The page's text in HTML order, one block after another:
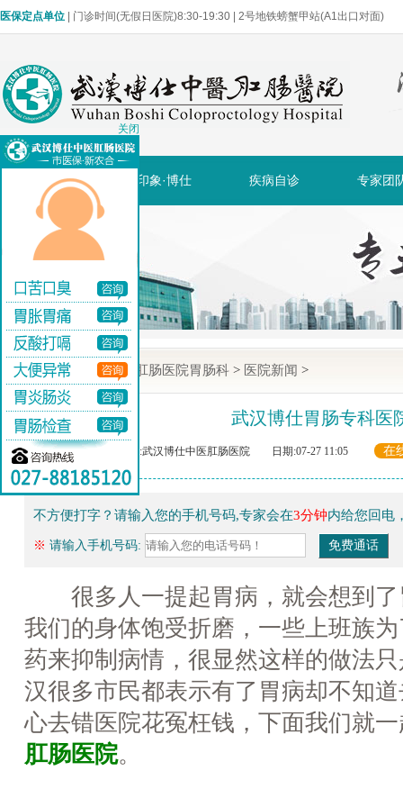
医保定点单位 | 门诊时间(无假日医院)8:30-19:30 | 2号地铁螃蟹甲站(A1出口对面)
网站首页 印象·博仕 疾病自诊 专家团
当前位置: 武汉博仕肛肠医院胃肠科 > 医院新闻 >
武汉博仕胃肠专科医
来源:武汉博仕中医肛肠医院 日期:07-27 11:05 在
不方便打字？请输入您的手机号码,专家会在3分钟内给您回电
※ 请输入手机号码:
很多人一提起胃病，就会想到了
我们的身体饱受折磨，一些上班族
药来抑制病情，很显然这样的做法
汉很多市民都表示有了胃病却不知
心去错医院花冤枉钱，下面我们就
肛肠医院。
关闭